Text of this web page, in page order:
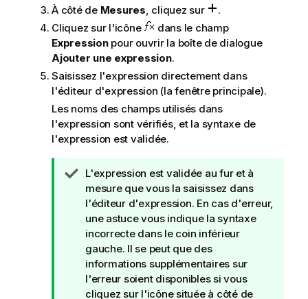
À côté de Mesures, cliquez sur
.
Cliquez sur l'icône
dans le champ
Expressionpour ouvrir la boîte de dialogue
Ajouter une expression.
Saisissez l'expression directement dans
l'éditeur d'expression (la fenêtre principale).
Les noms des champs utilisés dans
l'expression sont vérifiés, et la syntaxe de
l'expression est validée.
N
o
t
e
C
o
n
s
e
L'expression est validée au fur et à
mesure que vous la saisissez dans
l'éditeur d'expression. En cas d'erreur,
une astuce vous indique la syntaxe
incorrecte dans le coin inférieur
gauche. Il se peut que des
informations supplémentaires sur
l'erreur soient disponibles si vous
cliquez sur l'icône située à côté de